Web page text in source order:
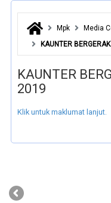
Mpk Media
KAUNTER
KAUNTER
2019
Klik untuk maklumat lanjut.
‹